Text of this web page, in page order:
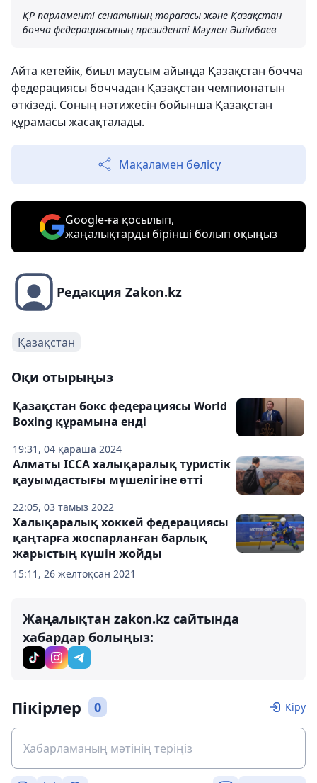
ҚР парламенті сенатының төрағасы және Қазақстан
бочча федерациясының президенті Мәулен Әшімбаев
Айта кетейік, биыл маусым айында Қазақстан бочча
федерациясы боччадан Қазақстан чемпионатын
өткізеді. Соның нәтижесін бойынша Қазақстан
құрамасы жасақталады.
Мақаламен бөлісу
Google-ға қосылып,
жаңалықтарды бірінші болып оқыңыз
Редакция Zakon.kz
Қазақстан
Оқи отырыңыз
19:31, 04 қараша 2024
Қазақстан бокс федерациясы World
Boxing құрамына енді
22:05, 03 тамыз 2022
Алматы ICCA халықаралық туристік
қауымдастығы мүшелігіне өтті
15:11, 26 желтоқсан 2021
Халықаралық хоккей федерациясы
қаңтарға жоспарланған барлық
жарыстың күшін жойды
Жаңалықтан zakon.kz сайтында
хабардар болыңыз:
Пікірлер 0 Кіру